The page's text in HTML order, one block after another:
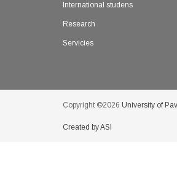
International studens
Research
Servicies
Copyright ©2026 University of
Created by ASI